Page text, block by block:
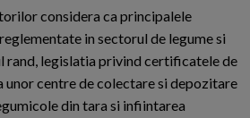
considera ca principalele
in sectorul de legume si
rand, legislatia privind certificatele de
centre de colectare si depozitare
din tara si infiintarea